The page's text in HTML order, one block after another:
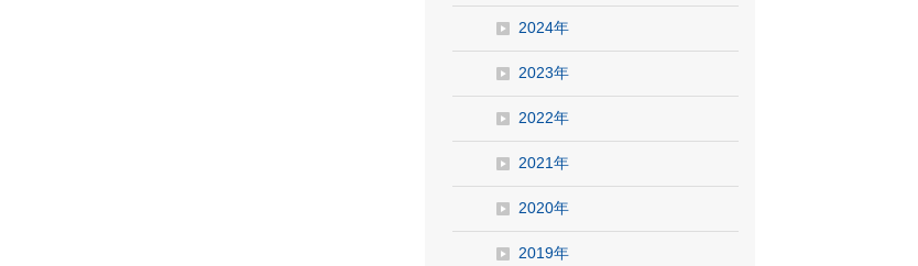
2024年
2023年
2022年
2021年
2020年
2019年